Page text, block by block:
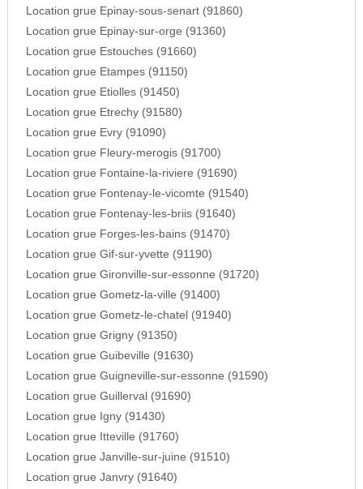
Location grue Epinay-sous-senart (91860)
Location grue Epinay-sur-orge (91360)
Location grue Estouches (91660)
Location grue Etampes (91150)
Location grue Etiolles (91450)
Location grue Etrechy (91580)
Location grue Evry (91090)
Location grue Fleury-merogis (91700)
Location grue Fontaine-la-riviere (91690)
Location grue Fontenay-le-vicomte (91540)
Location grue Fontenay-les-briis (91640)
Location grue Forges-les-bains (91470)
Location grue Gif-sur-yvette (91190)
Location grue Gironville-sur-essonne (91720)
Location grue Gometz-la-ville (91400)
Location grue Gometz-le-chatel (91940)
Location grue Grigny (91350)
Location grue Guibeville (91630)
Location grue Guigneville-sur-essonne (91590)
Location grue Guillerval (91690)
Location grue Igny (91430)
Location grue Itteville (91760)
Location grue Janville-sur-juine (91510)
Location grue Janvry (91640)